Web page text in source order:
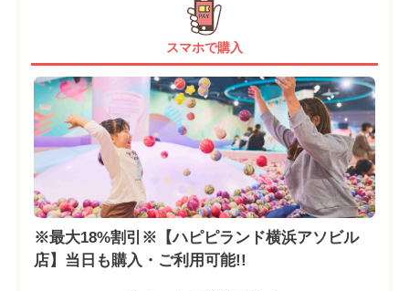
スマホで購入
※最大18%割引※【ハピピランド横浜アソビル
店】当日も購入・ご利用可能!!